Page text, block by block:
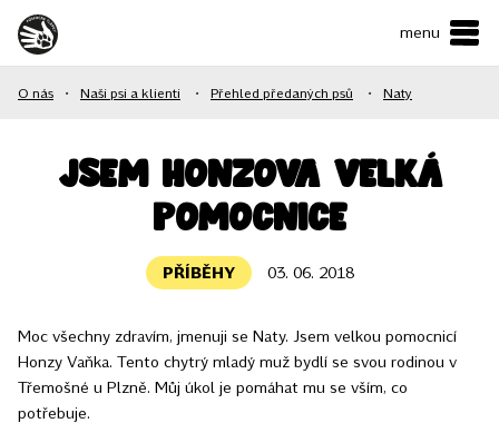
menu
O NÁS
NAŠE SLUŽBY
JAK MŮŽETE POMOCI?
E-shop
O nás • Naši psi a klienti • Přehled předaných psů • Naty
Jsem Honzova velká
pomocnice
PŘÍBĚHY 03. 06. 2018
Moc všechny zdravím, jmenuji se Naty. Jsem velkou pomocnicí
Honzy Vaňka. Tento chytrý mladý muž bydlí se svou rodinou v
Třemošné u Plzně. Můj úkol je pomáhat mu se vším, co
potřebuje.